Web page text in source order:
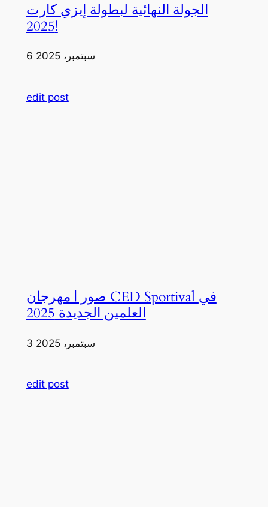
الجولة النهائية لبطولة إيزي كارت
2025!
6 سبتمبر، 2025
edit post
صور | مهرجان CED Sportival في
العلمين الجديدة 2025
3 سبتمبر، 2025
edit post